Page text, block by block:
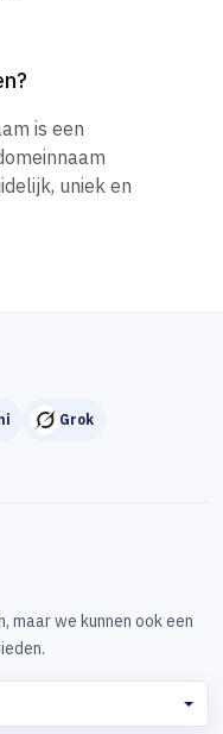
is een
uniek en
Grok
maar we kunnen ook een